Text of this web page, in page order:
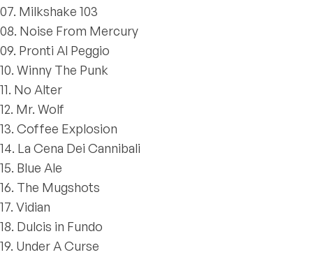
07. Milkshake 103
08. Noise From Mercury
09. Pronti Al Peggio
10. Winny The Punk
11. No Alter
12. Mr. Wolf
13. Coffee Explosion
14. La Cena Dei Cannibali
15. Blue Ale
16. The Mugshots
17. Vidian
18. Dulcis in Fundo
19. Under A Curse